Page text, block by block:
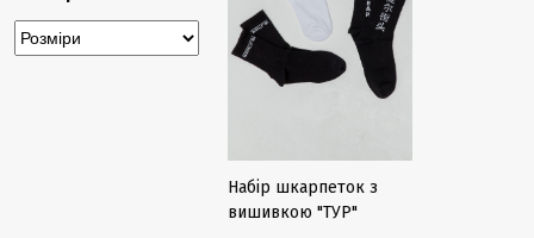
Набір шкарпеток з
вишивкою "ТУР"